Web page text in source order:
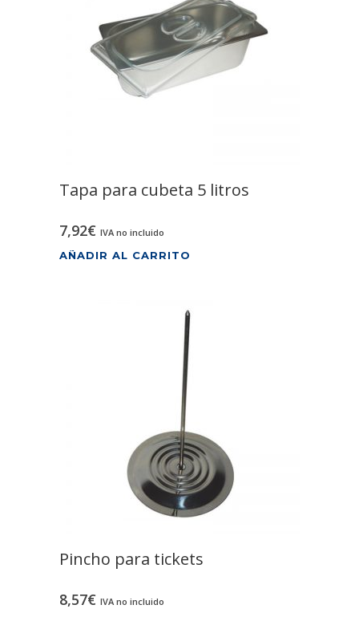
Tapa para cubeta 5 litros
7,92€ IVA no incluido
AÑADIR AL CARRITO
Pincho para tickets
8,57€ IVA no incluido